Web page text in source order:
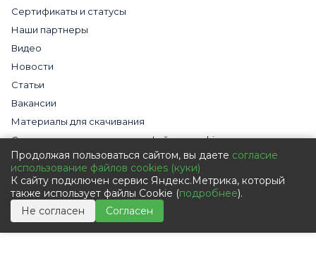
Сертификаты и статусы
Наши партнеры
Видео
Новости
Статьи
Вакансии
Материалы для скачивания
Cогласие на использование файлов cookies
Обработка персональных данных с помощью сервиса
«Яндекс.Метрика»
Политика в отношении обработки персональных данных
Пользовательское соглашение
Согласие на обработку персональных данных
Продолжая пользоваться сайтом, вы даете согласие
использование файлов cookies (куки)
К сайту подключен сервис Яндекс.Метрика, который
также использует файлы Cookie (подробнее).
Не согласен
Согласен